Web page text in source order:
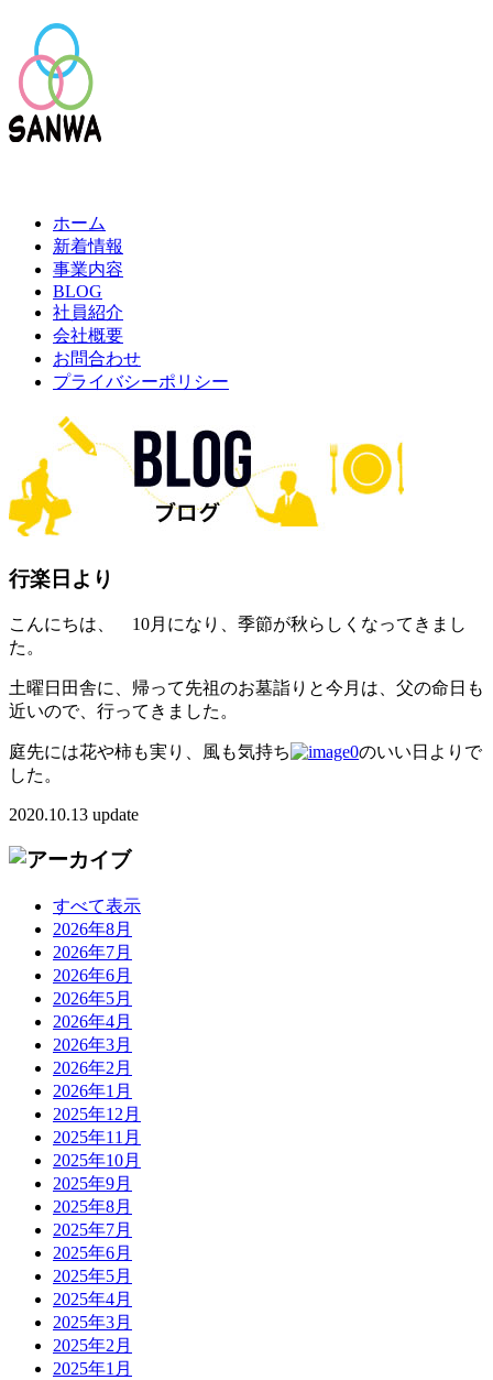
ホーム
新着情報
事業内容
BLOG
社員紹介
会社概要
お問合わせ
プライバシーポリシー
行楽日より
こんにちは、 10月になり、季節が秋らしくなってきまし
た。
土曜日田舎に、帰って先祖のお墓詣りと今月は、父の命日も
近いので、行ってきました。
庭先には花や柿も実り、風も気持ち
のいい日よりで
した。
2020.10.13 update
すべて表示
2026年8月
2026年7月
2026年6月
2026年5月
2026年4月
2026年3月
2026年2月
2026年1月
2025年12月
2025年11月
2025年10月
2025年9月
2025年8月
2025年7月
2025年6月
2025年5月
2025年4月
2025年3月
2025年2月
2025年1月